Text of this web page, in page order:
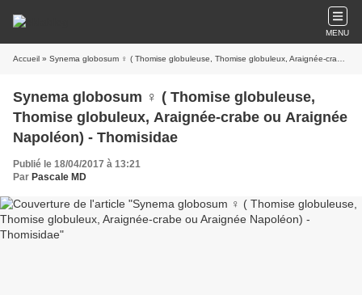
MENU
Accueil » Synema globosum ♀ ( Thomise globuleuse, Thomise globuleux, Araignée-crabe ou Araignée Napoléon) - Thomisidae
Synema globosum ♀ ( Thomise globuleuse,
Thomise globuleux, Araignée-crabe ou Araignée
Napoléon) - Thomisidae
Publié le 18/04/2017 à 13:21
Par Pascale MD